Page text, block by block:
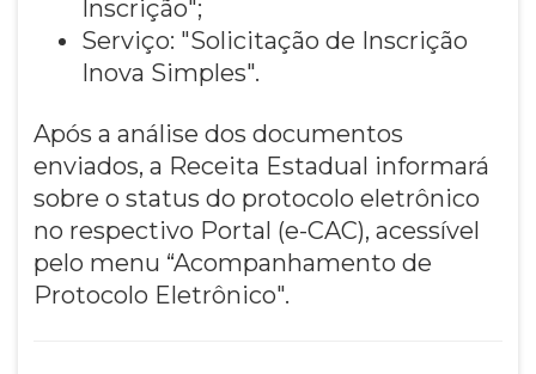
Inscrição";
Serviço: "Solicitação de Inscrição
Inova Simples".
Após a análise dos documentos
enviados, a Receita Estadual informará
sobre o status do protocolo eletrônico
no respectivo Portal (e-CAC), acessível
pelo menu “Acompanhamento de
Protocolo Eletrônico".